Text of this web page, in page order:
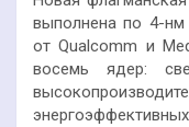
выполнена по 4-нм
от Qualcomm и
восемь ядер: